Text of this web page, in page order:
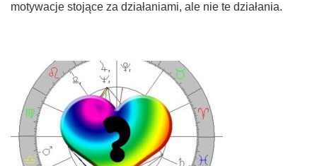
motywacje stojące za działaniami, ale nie te działania.